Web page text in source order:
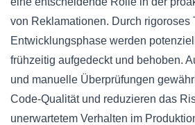
von Reklamationen. Durch rigoroses
Entwicklungsphase werden
frühzeitig aufgedeckt und behoben.
und manuelle Überprüfungen
Code-Qualität und reduzieren das
unerwartetem Verhalten im